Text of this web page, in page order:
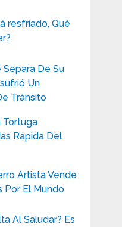
resfriado, Qué
Separa De Su
Un
Tránsito
Tortuga
Rápida Del
Artista Vende
Por El Mundo
Al Saludar? Es